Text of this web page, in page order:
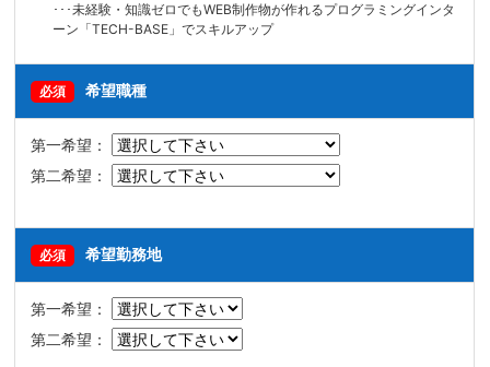
･･･未経験・知識ゼロでもWEB制作物が作れるプログラミングインタ
ーン「TECH-BASE」でスキルアップ
必須 希望職種
第一希望：
第二希望：
必須 希望勤務地
第一希望：
第二希望：